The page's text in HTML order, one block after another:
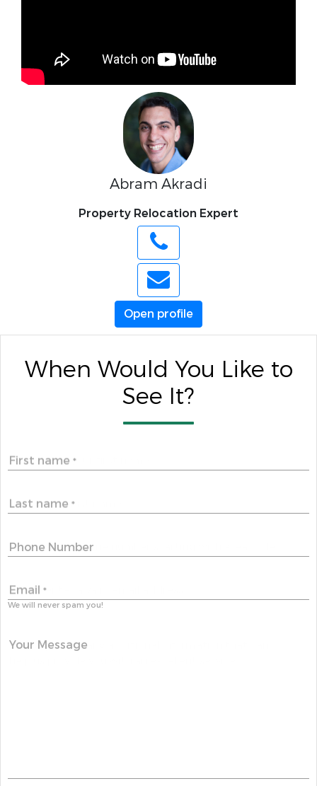
Abram Akradi
Property Relocation Expert
Open profile
When Would You Like to
See It?
First name *
Last name *
Phone Number
Email *
We will never spam you!
Your Message